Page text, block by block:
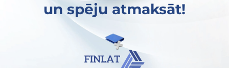
un spēju atmaksāt!